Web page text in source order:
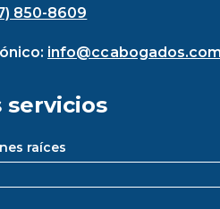
850-8609
servicios
raíces